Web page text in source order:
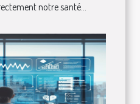
notre santé...